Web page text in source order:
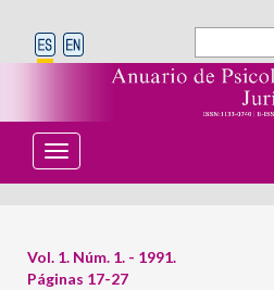
T
o
g
n
a
Vol. 1. Núm. 1. - 1991.
Páginas 17-27